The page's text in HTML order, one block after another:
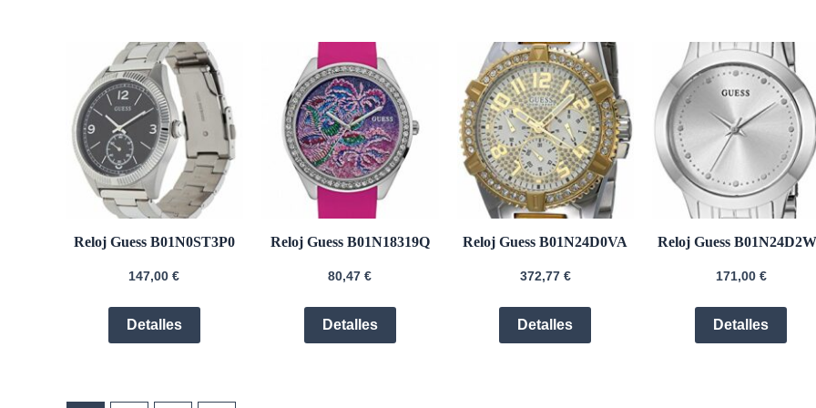
Reloj Guess B01N0ST3P0
147,00€
Detalles
Reloj Guess B01N18319Q
80,47€
Detalles
Reloj Guess B01N24D0VA
372,77 €
Detalles
Reloj Guess
171,00 €
Detalles